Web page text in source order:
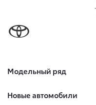
Модельный ряд
Новые автомобили